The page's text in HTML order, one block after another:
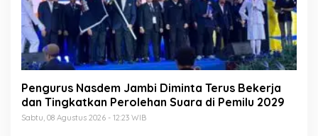
Pengurus Nasdem Jambi Diminta Terus Bekerja
dan Tingkatkan Perolehan Suara di Pemilu 2029
Sabtu, 08 Agustus 2026 - 12:23 WIB